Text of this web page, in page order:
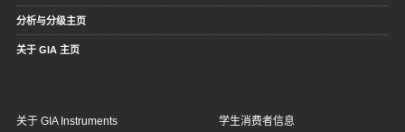
分析与分级主页
关于 GIA 主页
关于 GIA Instruments 学生消费者信息